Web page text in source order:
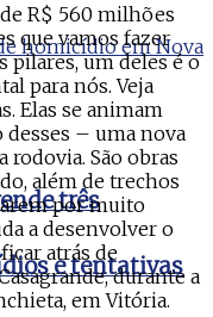
três
e tentativas
R$ 560 milhões
que vamos fazer
pilares, um deles é o
para nós. Veja
Elas se animam
– uma nova
São obras
além de trechos
por muito
a desenvolver o
atrás de
durante a
em Vitória.